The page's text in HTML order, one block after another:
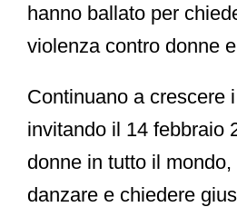
hanno ballato per
violenza contro donne
Continuano a crescere
invitando il 14 febbraio
donne in tutto il
danzare e chiedere